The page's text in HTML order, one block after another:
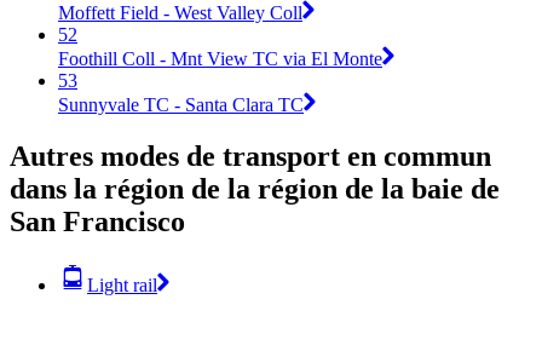
Moffett Field - West Valley Coll
52
Foothill Coll - Mnt View TC via El Monte
53
Sunnyvale TC - Santa Clara TC
Autres modes de transport en commun
dans la région de la région de la baie de
San Francisco
Light rail